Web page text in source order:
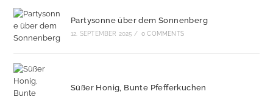
Partysonne über dem Sonnenberg
12. SEPTEMBER 2025 / 0 COMMENTS
Süßer Honig, Bunte Pfefferkuchen